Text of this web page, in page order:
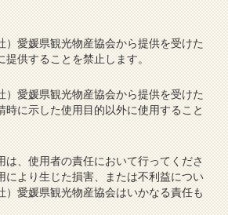
）愛媛県観光物産協会から提供を受けた
供することを禁止します。
）愛媛県観光物産協会から提供を受けた
時に示した使用目的以外に使用すること
は、使用者の責任において行ってくださ
により生じた損害、または不利益につい
）愛媛県観光物産協会はいかなる責任も